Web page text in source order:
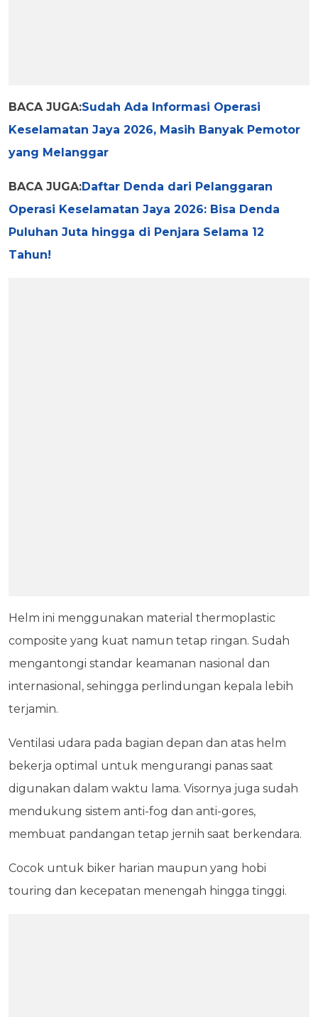
BACA JUGA:Sudah Ada Informasi Operasi
Keselamatan Jaya 2026, Masih Banyak Pemotor
yang Melanggar
BACA JUGA:Daftar Denda dari Pelanggaran
Operasi Keselamatan Jaya 2026: Bisa Denda
Puluhan Juta hingga di Penjara Selama 12
Tahun!
Helm ini menggunakan material thermoplastic
composite yang kuat namun tetap ringan. Sudah
mengantongi standar keamanan nasional dan
internasional, sehingga perlindungan kepala lebih
terjamin.
Ventilasi udara pada bagian depan dan atas helm
bekerja optimal untuk mengurangi panas saat
digunakan dalam waktu lama. Visornya juga sudah
mendukung sistem anti-fog dan anti-gores,
membuat pandangan tetap jernih saat berkendara.
Cocok untuk biker harian maupun yang hobi
touring dan kecepatan menengah hingga tinggi.